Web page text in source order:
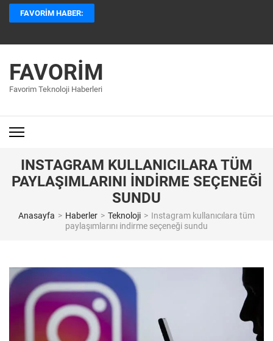
İçeriğe
atla
basın)
FAVORIM HABER:
FAVORIM
Favorim Teknoloji Haberleri
INSTAGRAM KULLANICILARA TÜM
PAYLAŞIMLARINI INDIRME SEÇENEĞI
SUNDU
Anasayfa > Haberler > Teknoloji > Instagram kullanıcılara tüm
paylaşımlarını indirme seçeneği sundu